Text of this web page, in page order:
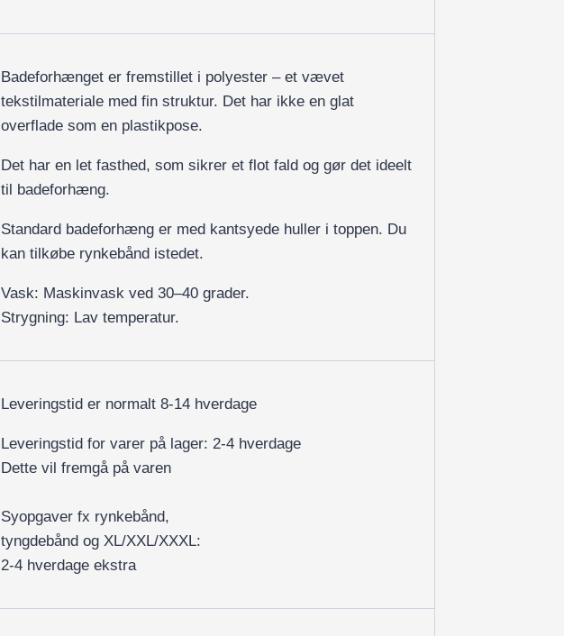
Badeforhænget er fremstillet i polyester – et vævet
tekstilmateriale med fin struktur. Det har ikke en glat
overflade som en plastikpose.
Det har en let fasthed, som sikrer et flot fald og gør det ideelt
til badeforhæng.
Standard badeforhæng er med kantsyede huller i toppen. Du
kan tilkøbe rynkebånd istedet.
Vask: Maskinvask ved 30–40 grader.
Strygning: Lav temperatur.
Leveringstid er normalt 8-14 hverdage
Leveringstid for varer på lager: 2-4 hverdage
Dette vil fremgå på varen
Syopgaver fx rynkebånd,
tyngdebånd og XL/XXL/XXXL:
2-4 hverdage ekstra